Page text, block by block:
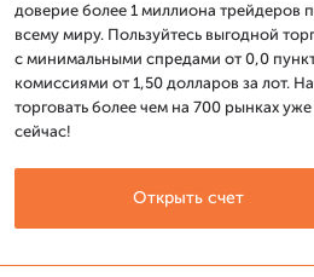
доверие более 1 миллиона трейдеров
всему миру. Пользуйтесь выгодной
с минимальными спредами от 0,0
комиссиями от 1,50 долларов за лот.
торговать более чем на 700 рынках уже
сейчас!
Открыть счет